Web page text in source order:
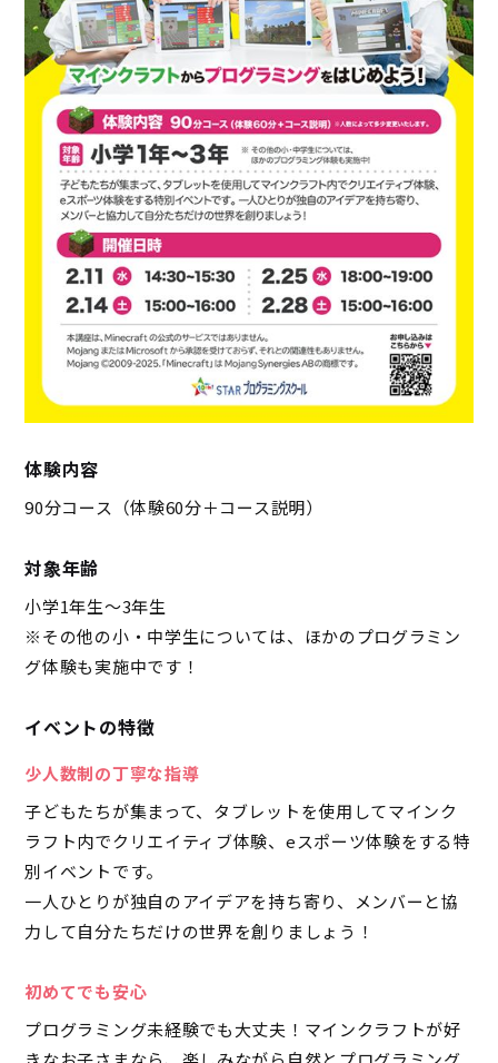
体験内容
90分コース（体験60分＋コース説明）
対象年齢
小学1年生～3年生
※その他の小・中学生については、ほかのプログラミン
グ体験も実施中です！
イベントの特徴
少人数制の丁寧な指導
子どもたちが集まって、タブレットを使用してマインク
ラフト内でクリエイティブ体験、eスポーツ体験をする特
別イベントです。
一人ひとりが独自のアイデアを持ち寄り、メンバーと協
力して自分たちだけの世界を創りましょう！
初めてでも安心
プログラミング未経験でも大丈夫！マインクラフトが好